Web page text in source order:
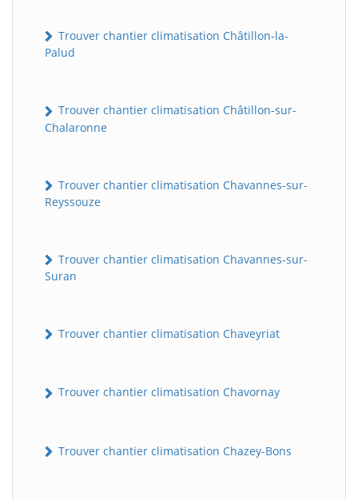
Trouver chantier climatisation Châtillon-la-
Palud
Trouver chantier climatisation Châtillon-sur-
Chalaronne
Trouver chantier climatisation Chavannes-sur-
Reyssouze
Trouver chantier climatisation Chavannes-sur-
Suran
Trouver chantier climatisation Chaveyriat
Trouver chantier climatisation Chavornay
Trouver chantier climatisation Chazey-Bons